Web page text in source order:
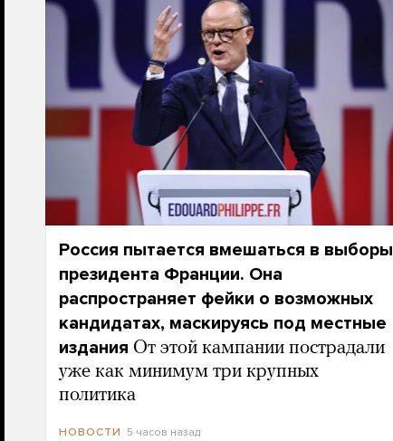
Россия пытается вмешаться в выборы
президента Франции. Она
распространяет фейки о возможных
кандидатах, маскируясь под местные
издания От этой кампании пострадали
уже как минимум три крупных
политика
НОВОСТИ 5 часов назад